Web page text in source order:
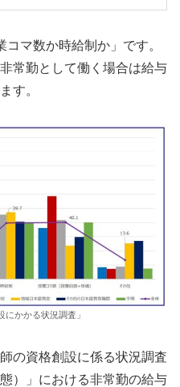
マ数か時給制か」です。
常勤として働く場合は給与
す。
かかる状況調査」
の資格創設に係る状況調査
）」における非常勤の給与